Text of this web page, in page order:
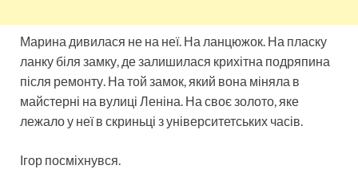
Марина дивилася не на неї. На ланцюжок. На пласку
ланку біля замку, де залишилася крихітна подряпина
після ремонту. На той замок, який вона міняла в
майстерні на вулиці Леніна. На своє золото, яке
лежало у неї в скриньці з університетських часів.
Ігор посміхнувся.